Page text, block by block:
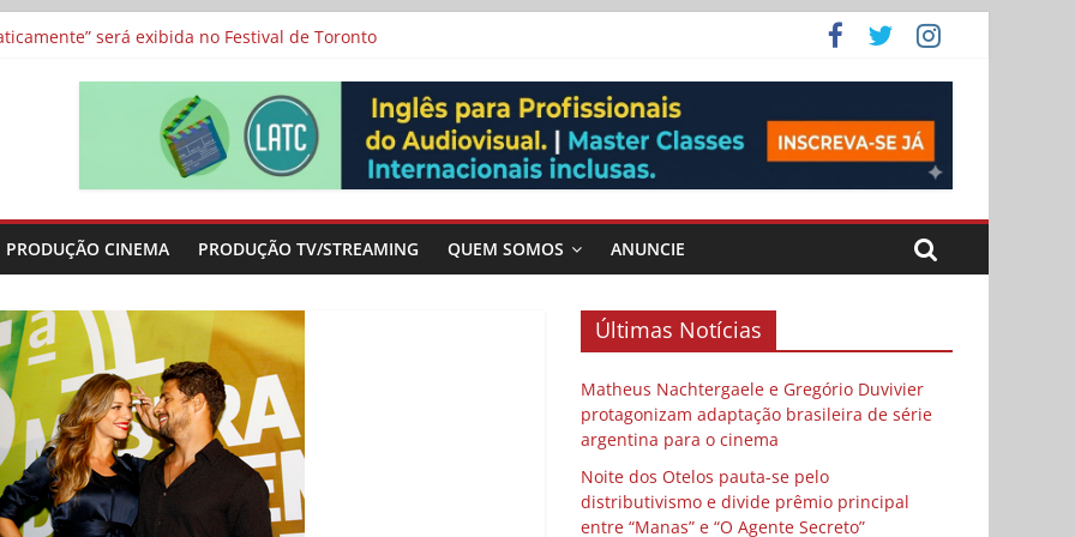
“Os Feiticeiros Inocentes” e filme-tributo de Wajda a Zbigniew Cybulski
protagonizam adaptação brasileira de série argentina para o cinema
e divide prêmio principal entre “Manas” e “O Agente Secreto”
metragens sobre envelhecimento criados a partir de histórias de vida
PRODUÇÃO CINEMA PRODUÇÃO TV/STREAMING QUEM SOMOS ANUNCIE
Últimas Notícias
Matheus Nachtergaele e Gregório Duvivier
protagonizam adaptação brasileira de série
argentina para o cinema
Noite dos Otelos pauta-se pelo
distributivismo e divide prêmio principal
entre “Manas” e “O Agente Secreto”